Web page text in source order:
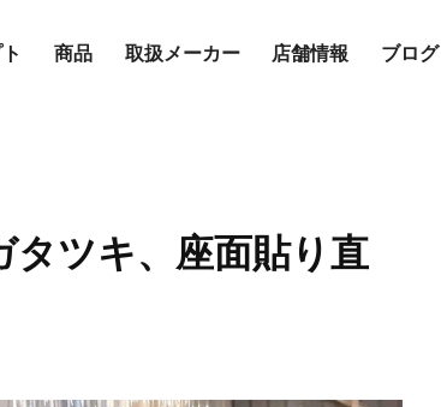
商品 取扱メーカー 店舗情報 ブログ
タツキ、座面貼り直